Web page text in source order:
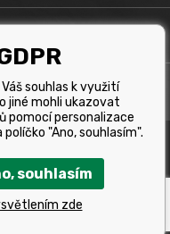
Všechna pravá
souhlas k využití
jiné mohli ukazovat
pomocí personalizace
"Ano, souhlasím".
souhlasím
zde